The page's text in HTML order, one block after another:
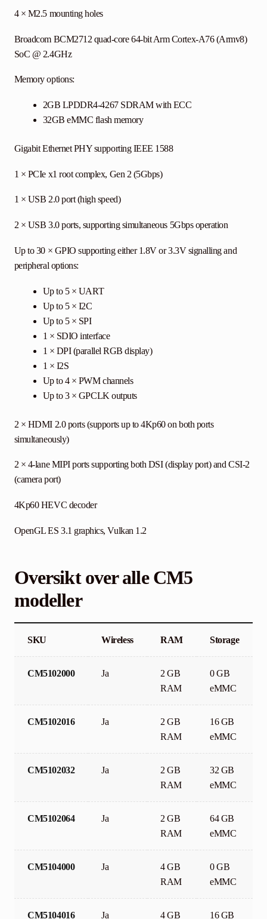
4 × M2.5 mounting holes
Broadcom BCM2712 quad-core 64-bit Arm Cortex-A76 (Armv8)
SoC @ 2.4GHz
Memory options:
2GB LPDDR4-4267 SDRAM with ECC
32GB eMMC flash memory
Gigabit Ethernet PHY supporting IEEE 1588
1 × PCIe x1 root complex, Gen 2 (5Gbps)
1 × USB 2.0 port (high speed)
2 × USB 3.0 ports, supporting simultaneous 5Gbps operation
Up to 30 × GPIO supporting either 1.8V or 3.3V signalling and
peripheral options:
Up to 5 × UART
Up to 5 × I2C
Up to 5 × SPI
1 × SDIO interface
1 × DPI (parallel RGB display)
1 × I2S
Up to 4 × PWM channels
Up to 3 × GPCLK outputs
2 × HDMI 2.0 ports (supports up to 4Kp60 on both ports
simultaneously)
2 × 4-lane MIPI ports supporting both DSI (display port) and CSI-2
(camera port)
4Kp60 HEVC decoder
OpenGL ES 3.1 graphics, Vulkan 1.2
Oversikt over alle CM5
modeller
SKU Wireless RAM Storage
CM5102000 Ja
2 GB
RAM
0 GB
eMMC
CM5102016 Ja
2 GB
RAM
16 GB
eMMC
CM5102032 Ja
2 GB
RAM
32 GB
eMMC
CM5102064 Ja
2 GB
RAM
64 GB
eMMC
CM5104000 Ja
4 GB
RAM
0 GB
eMMC
CM5104016 Ja
4 GB
16 GB